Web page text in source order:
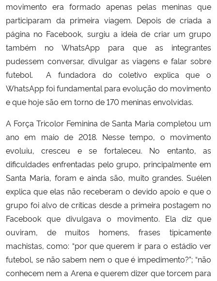
movimento era formado apenas pelas meninas que
participaram da primeira viagem. Depois de criada a
página no Facebook, surgiu a ideia de criar um grupo
também no WhatsApp para que as integrantes
pudessem conversar, divulgar as viagens e falar sobre
futebol. A fundadora do coletivo explica que o
WhatsApp foi fundamental para evolução do movimento
e que hoje são em torno de 170 meninas envolvidas.
A Força Tricolor Feminina de Santa Maria completou um
ano em maio de 2018. Nesse tempo, o movimento
evoluiu, cresceu e se fortaleceu. No entanto, as
dificuldades enfrentadas pelo grupo, principalmente em
Santa Maria, foram e ainda são, muito grandes. Suélen
explica que elas não receberam o devido apoio e que o
grupo foi alvo de críticas desde a primeira postagem no
Facebook que divulgava o movimento. Ela diz que
ouviram, de muitos homens, frases tipicamente
machistas, como: “por que querem ir para o estádio ver
futebol, se não sabem nem o que é impedimento?”; “não
conhecem nem a Arena e querem dizer que torcem para